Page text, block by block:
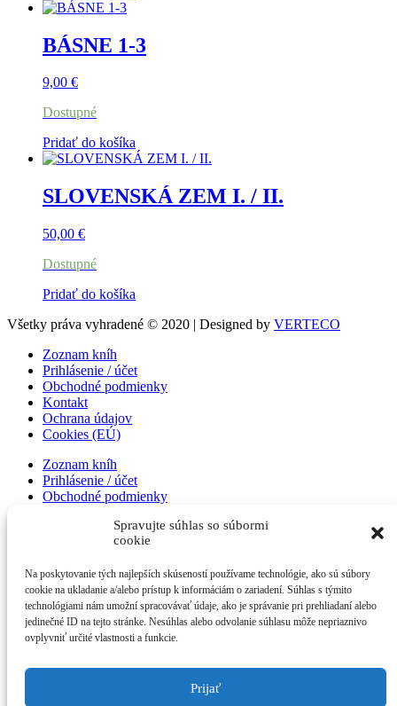
Spravujte súhlas so súbormi
cookie
Na poskytovanie tých najlepších skúseností používame technológie, ako sú súbory
cookie na ukladanie a/alebo prístup k informáciám o zariadení. Súhlas s týmito
technológiami nám umožní spracovávať údaje, ako je správanie pri prehliadaní alebo
jedinečné ID na tejto stránke. Nesúhlas alebo odvolanie súhlasu môže nepriaznivo
ovplyvniť určité vlastnosti a funkcie.
Prijať
BÁSNE 1-3
9,00 €
Dostupné
Pridať do košíka
SLOVENSKÁ ZEM I. / II.
50,00 €
Dostupné
Pridať do košíka
Všetky práva vyhradené © 2020 | Designed by VERTECO
Zoznam kníh
Prihlásenie / účet
Obchodné podmienky
Kontakt
Ochrana údajov
Cookies (EÚ)
Zoznam kníh
Prihlásenie / účet
Obchodné podmienky
Ochrana údajov
Cookies (EÚ)
Zoznam kníh
Prihlásenie / účet
Obchodné podmienky
Kontakt
Ochrana údajov